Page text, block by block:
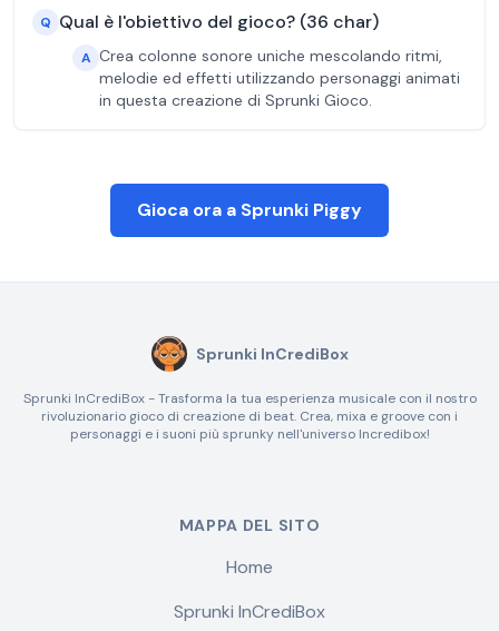
Q Qual è l'obiettivo del gioco? (36 char)
A Crea colonne sonore uniche mescolando ritmi,
melodie ed effetti utilizzando personaggi animati
in questa creazione di Sprunki Gioco.
Gioca ora a Sprunki Piggy
Sprunki InCrediBox
Sprunki InCrediBox - Trasforma la tua esperienza musicale con il nostro
rivoluzionario gioco di creazione di beat. Crea, mixa e groove con i
personaggi e i suoni più sprunky nell'universo Incredibox!
MAPPA DEL SITO
Home
Sprunki InCrediBox